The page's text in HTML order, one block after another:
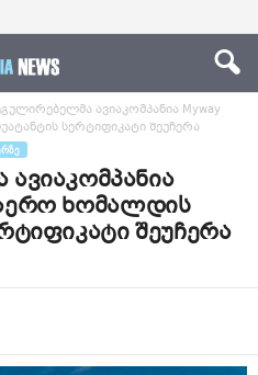
ავიაკომპანია Myway
სერტიფიკატი შეუჩერა
ხომალდის
შეუჩერა